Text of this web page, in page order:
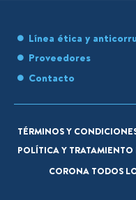
Línea ética y
Proveedores
Contacto
TÉRMINOS Y
POLÍTICA Y TRATAMIENTO
CORONA TODOS